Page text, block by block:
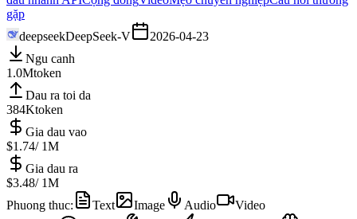
gặp
deepseekDeepSeek-V
2026-04-23
Ngu canh
1.0Mtoken
Dau ra toi da
384Ktoken
Gia dau vao
$1.74/ 1M
Gia dau ra
$3.48/ 1M
Phuong thuc: Text Image Audio
Video